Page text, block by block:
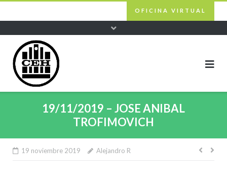
OFICINA VIRTUAL
19/11/2019 – JOSE ANIBAL
TROFIMOVICH
19 noviembre 2019 Alejandro R